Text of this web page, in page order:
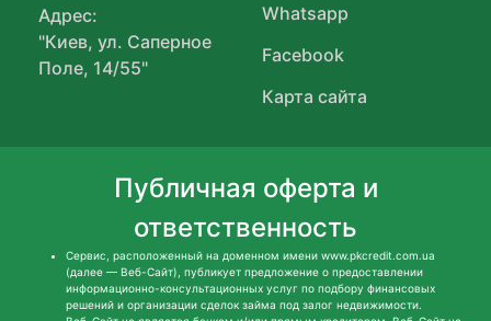
Адрес:
"Киев, ул. Саперное
Поле, 14/55"
Whatsapp
Facebook
Карта сайта
Публичная оферта и
ответственность
Сервис, расположенный на доменном имени www.pkcredit.com.ua
(далее — Веб-Сайт), публикует предложение о предоставлении
информационно-консультационных услуг по подбору финансовых
решений и организации сделок займа под залог недвижимости.